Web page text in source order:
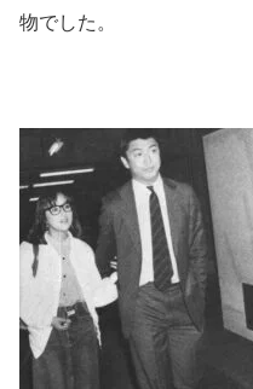
物でした。